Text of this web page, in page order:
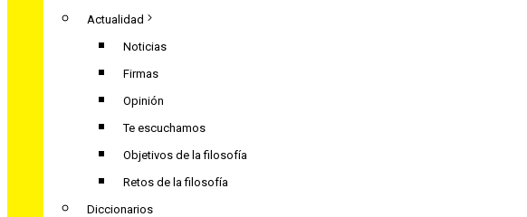
Actualidad
Noticias
Firmas
Opinión
Te escuchamos
Objetivos de la filosofía
Retos de la filosofía
Diccionarios